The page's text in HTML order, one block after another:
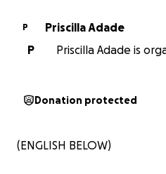
P
Priscilla Adade
P
Priscilla Adade is
Donation protected
(ENGLISH BELOW)